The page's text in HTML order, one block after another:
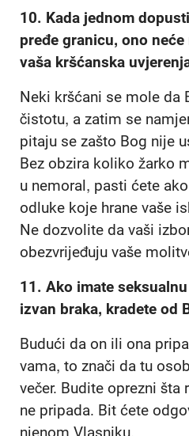
10. Kada jednom
pređe granicu, ono
vaša kršćanska
Neki kršćani se mole da
čistotu, a zatim se
pitaju se zašto Bog nije
Bez obzira koliko žarko
u nemoral, pasti ćete
odluke koje hrane vaše
Ne dozvolite da vaši
obezvrijeđuju vaše
11. Ako imate
izvan braka, kradete od
Budući da on ili ona
vama, to znači da tu
večer. Budite oprezni
ne pripada. Bit ćete